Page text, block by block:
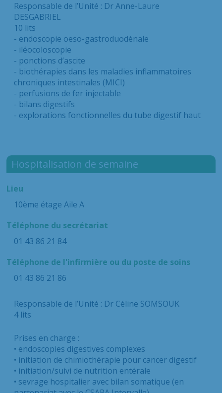
Responsable de l’Unité : Dr Anne-Laure
DESGABRIEL
10 lits
- endoscopie oeso-gastroduodénale
- iléocoloscopie
- ponctions d’ascite
- biothérapies dans les maladies inflammatoires
chroniques intestinales (MICI)
- perfusions de fer injectable
- bilans digestifs
- explorations fonctionnelles du tube digestif haut
Hospitalisation de semaine
Lieu
10ème étage Aile A
Téléphone du secrétariat
01 43 86 21 84
Téléphone de l'infirmière ou du poste de soins
01 43 86 21 86
Responsable de l’Unité : Dr Céline SOMSOUK
4 lits
Prises en charge :
• endoscopies digestives complexes
• initiation de chimiothérapie pour cancer digestif
• initiation/suivi de nutrition entérale
• sevrage hospitalier avec bilan somatique (en